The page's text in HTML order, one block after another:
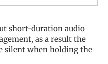
short-duration audio
as a result the
silent when holding the